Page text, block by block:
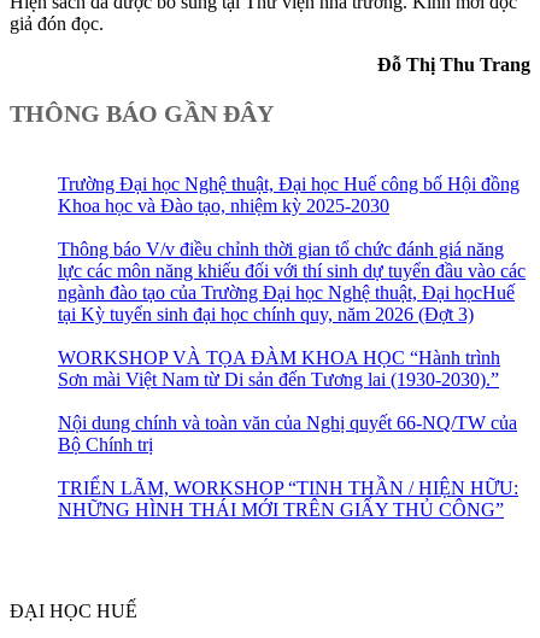
giả đón đọc.
Đỗ Thị Thu Trang
THÔNG BÁO GẦN ĐÂY
Trường Đại học Nghệ thuật, Đại học Huế công bố Hội đồng
Khoa học và Đào tạo, nhiệm kỳ 2025-2030
Thông báo V/v điều chỉnh thời gian tổ chức đánh giá năng
lực các môn năng khiếu đối với thí sinh dự tuyển đầu vào các
ngành đào tạo của Trường Đại học Nghệ thuật, Đại họcHuế
tại Kỳ tuyển sinh đại học chính quy, năm 2026 (Đợt 3)
WORKSHOP VÀ TỌA ĐÀM KHOA HỌC “Hành trình
Sơn mài Việt Nam từ Di sản đến Tương lai (1930-2030).”
Nội dung chính và toàn văn của Nghị quyết 66-NQ/TW của
Bộ Chính trị
TRIỂN LÃM, WORKSHOP “TINH THẦN / HIỆN HỮU:
NHỮNG HÌNH THÁI MỚI TRÊN GIẤY THỦ CÔNG”
ĐẠI HỌC HUẾ